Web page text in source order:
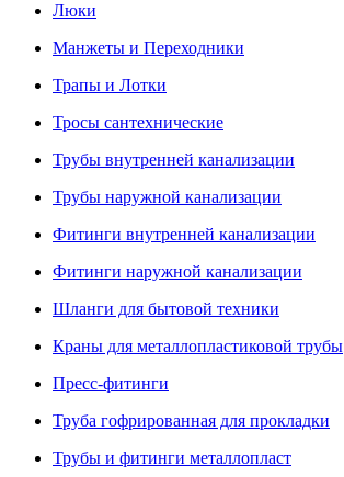
Люки
Манжеты и Переходники
Трапы и Лотки
Тросы сантехнические
Трубы внутренней канализации
Трубы наружной канализации
Фитинги внутренней канализации
Фитинги наружной канализации
Шланги для бытовой техники
Краны для металлопластиковой трубы
Пресс-фитинги
Труба гофрированная для прокладки
Трубы и фитинги металлопласт